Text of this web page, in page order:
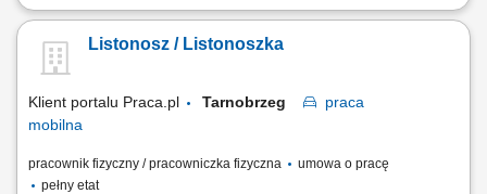
Rodzaj zatrudnienia: umowa o pracę, cały etat, praca od poniedziałku
doręczenia, doręczanie listów, paczek i przekazów pieniężnych,
bezpośrednia obsługa klientów, w tym sprzedaż produktów i usług,
Listonosz / Listonoszka
Klient portalu Praca.pl Tarnobrzeg
praca
mobilna
pracownik fizyczny / pracowniczka fizyczna
umowa o pracę
pełny etat